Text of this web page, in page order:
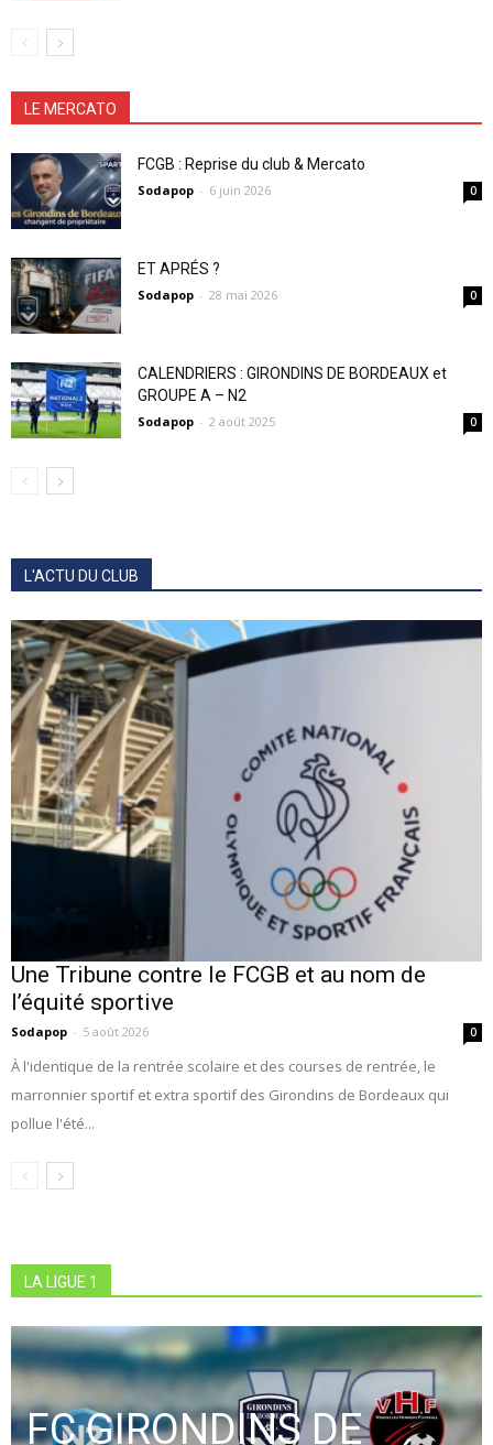
LE MERCATO
FCGB : Reprise du club & Mercato
Sodapop - 6 juin 2026 0
ET APRÉS ?
Sodapop - 28 mai 2026 0
CALENDRIERS : GIRONDINS DE BORDEAUX et
GROUPE A – N2
Sodapop - 2 août 2025 0
L'ACTU DU CLUB
Une Tribune contre le FCGB et au nom de
l’équité sportive
Sodapop - 5 août 2026 0
À l'identique de la rentrée scolaire et des courses de rentrée, le
marronnier sportif et extra sportif des Girondins de Bordeaux qui
pollue l'été...
LA LIGUE 1
FC GIRONDINS DE